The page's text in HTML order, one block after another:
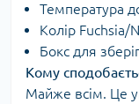
Температура
Колір Fuchsia/
Бокс для
Кому
Майже всім. Це